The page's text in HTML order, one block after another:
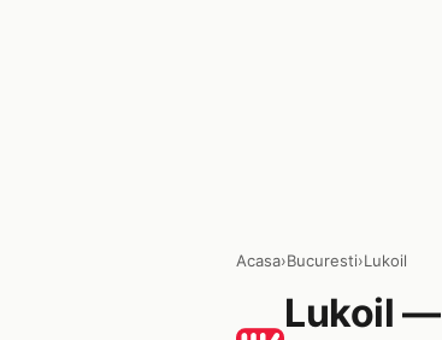
Acasa›Bucuresti›Lukoil
Lukoil —